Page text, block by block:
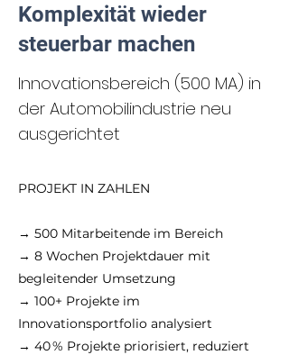
Komplexität wieder
steuerbar machen
Innovationsbereich (500 MA) in
der Automobilindustrie neu
ausgerichtet
PROJEKT IN ZAHLEN
→ 500 Mitarbeitende im Bereich
→ 8 Wochen Projektdauer mit
begleitender Umsetzung
→ 100+ Projekte im
Innovationsportfolio analysiert
→ 40 % Projekte priorisiert, reduziert